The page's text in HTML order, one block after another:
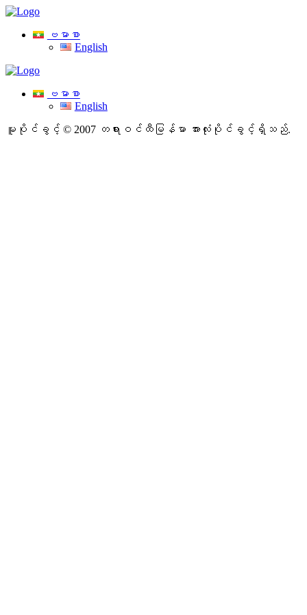
ဗမာစာ
English
ဗမာစာ
English
မူပိုင်ခွင့် © 2007 တရားဝင်ထီမြန်မာ အားလုံးပိုင်ခွင့်ရှိသည်.